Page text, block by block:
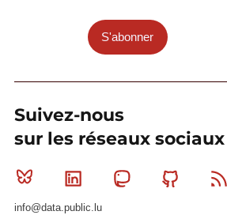
S'abonner
Suivez-nous
sur les réseaux sociaux
Bluesky Linkedin MastodonGithub
info@data.public.lu